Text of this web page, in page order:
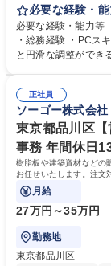
当者として業務を覚
ジションとして活躍いただ
プの業務内容】 ・
怠管理 ・官公庁へ
管理 ・福利厚生関連
業務全般 募集職種 【東京／文京区】公益財団法人の総務人事業務／年間
休日125日
必要な経験・
必要な経験・能力等
・総務経験 ・PCス
と円滑な調整ができる
正社員
ソーゴー株式会社
東京都品川区【
事務 年間休日
樹脂板や建築資材などの
お任せいたします。注文
話・メール対応等の事務
月給
27万円～35万円
勤務地
東京都品川区